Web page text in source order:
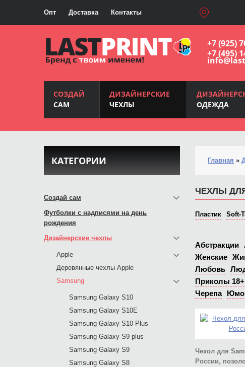
Опт Доставка Контакты
+7 (925)
+7 (495)
СОЗДАЙ
САМ
ДИЗАЙНЕРСКИЕ
ЧЕХЛЫ
ОДЕЖДА
Главная »
ЧЕХЛЫ ДЛЯ
Пластик Soft-
Абстракции
Женские
Любовь
Приколы 18+
Черепа
Чехол для
России,
КАТЕГОРИИ
Создай сам
Футболки с надписями на день
рождения
Дизайнерские чехлы
Apple
Деревянные чехлы Apple
Samsung
Samsung Galaxy S10
Samsung Galaxy S10E
Samsung Galaxy S10 Plus
Samsung Galaxy S9 plus
Samsung Galaxy S9
Samsung Galaxy S8